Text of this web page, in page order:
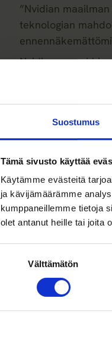
Suostumus
Tämä sivusto käyttää
Käytämme evästeitä
ja kävijämäärämme
kumppaneillemme tietoja
olet antanut heille tai joita
Välttämätön
”Nvidian
teknologian
Nvidia on
palvelunsa